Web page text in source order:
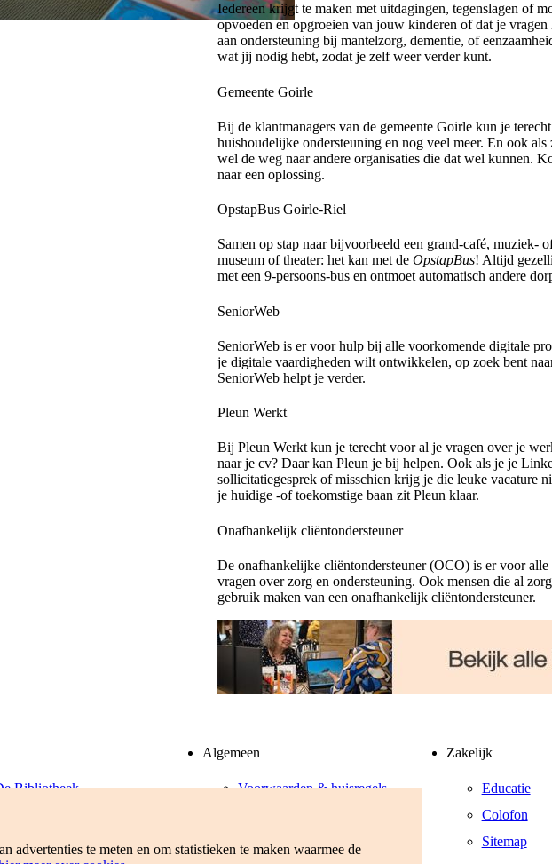
advertenties te meten en om statistieken te maken waarmee de
Iedereen krijgt te maken met uitdagingen, tegenslagen of
opvoeden en opgroeien van jouw kinderen of dat je
aan ondersteuning bij mantelzorg, dementie, of
wat jij nodig hebt, zodat je zelf weer verder kunt.
Gemeente Goirle
Bij de klantmanagers van de gemeente Goirle kun je
huishoudelijke ondersteuning en nog veel meer. En ook
wel de weg naar andere organisaties die dat wel kunnen.
naar een oplossing.
OpstapBus Goirle-Riel
Samen op stap naar bijvoorbeeld een grand-café, muziek-
museum of theater: het kan met deOpstapBus! Altijd
met een 9-persoons-bus en ontmoet automatisch andere
SeniorWeb
SeniorWeb is er voor hulp bij alle voorkomende digitale
je digitale vaardigheden wilt ontwikkelen, op zoek bent
SeniorWeb helpt je verder.
Pleun Werkt
Bij Pleun Werkt kun je terecht voor al je vragen over je
naar je cv? Daar kan Pleun je bij helpen. Ook als je je
sollicitatiegesprek of misschien krijg je die leuke vacature
je huidige -of toekomstige baan zit Pleun klaar.
Onafhankelijk cliëntondersteuner
De onafhankelijke cliëntondersteuner (OCO) is er voor
vragen over zorg en ondersteuning. Ook mensen die al
gebruik maken van een onafhankelijk cliëntondersteuner.
Bibliotheek
Jaarverslag
Algemeen
Voorwaarden & huisregels
Werken bij
Zakelijk
Educatie
Colofon
Sitemap